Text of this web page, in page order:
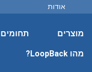
אודות
מוצרים תחומים
מהו LoopBack?